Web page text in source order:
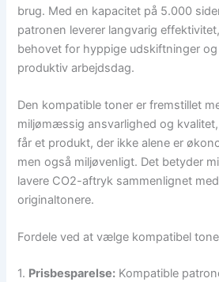
brug. Med en kapacitet på 5.000
patronen leverer langvarig
behovet for hyppige udskiftninger
produktiv arbejdsdag.
Den kompatible toner er fremstillet
miljømæssig ansvarlighed og
får et produkt, der ikke alene er
men også miljøvenligt. Det betyder
lavere CO2-aftryk sammenlignet
originaltonere.
Fordele ved at vælge kompatibel
1. Prisbesparelse: Kompatible